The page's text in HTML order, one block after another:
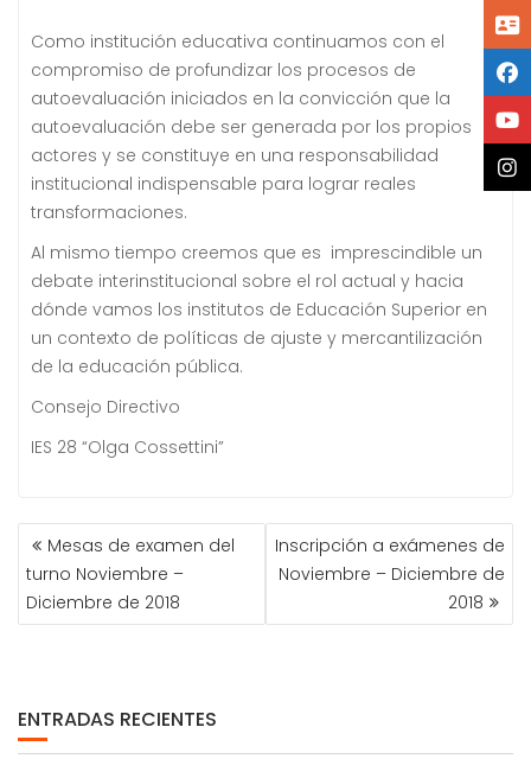
Como institución educativa continuamos con el
compromiso de profundizar los procesos de
autoevaluación iniciados en la convicción que la
autoevaluación debe ser generada por los propios
actores y se constituye en una responsabilidad
institucional indispensable para lograr reales
transformaciones.
Al mismo tiempo creemos que es imprescindible un
debate interinstitucional sobre el rol actual y hacia
dónde vamos los institutos de Educación Superior en
un contexto de políticas de ajuste y mercantilización
de la educación pública.
Consejo Directivo
IES 28 “Olga Cossettini”
NAVEGACIÓN
DE
ENTRADAS
Mesas de examen del
turno Noviembre –
Diciembre de 2018
Inscripción a exámenes de
Noviembre – Diciembre de
2018
ENTRADAS RECIENTES